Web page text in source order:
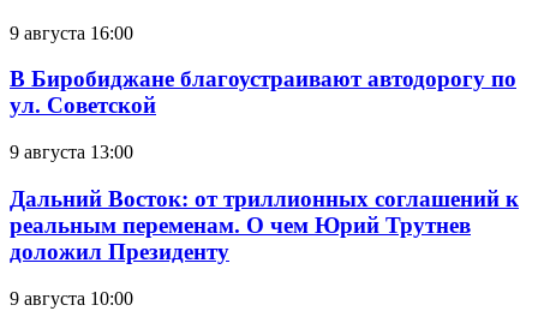
9 августа 16:00
В Биробиджане благоустраивают автодорогу по
ул. Советской
9 августа 13:00
Дальний Восток: от триллионных соглашений к
реальным переменам. О чем Юрий Трутнев
доложил Президенту
9 августа 10:00